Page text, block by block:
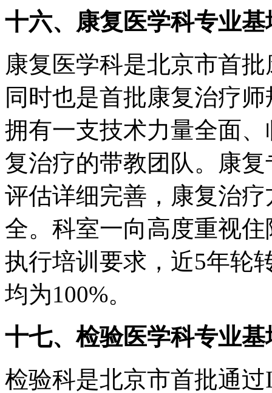
十六、康复医学科专业基
康复医学科是北京市首
同时也是首批康复治疗
拥有一支技术力量全面
复治疗的带教团队。康
评估详细完善，康复治
全。科室一向高度重视
执行培训要求，近5年轮
均为100%。
十七、检验医学科专业基
检验科是北京市首批通